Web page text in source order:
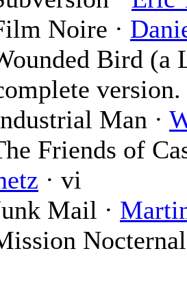
Noire ·
Bird (a
version.
Man ·
Friends of
· vi
Mail ·